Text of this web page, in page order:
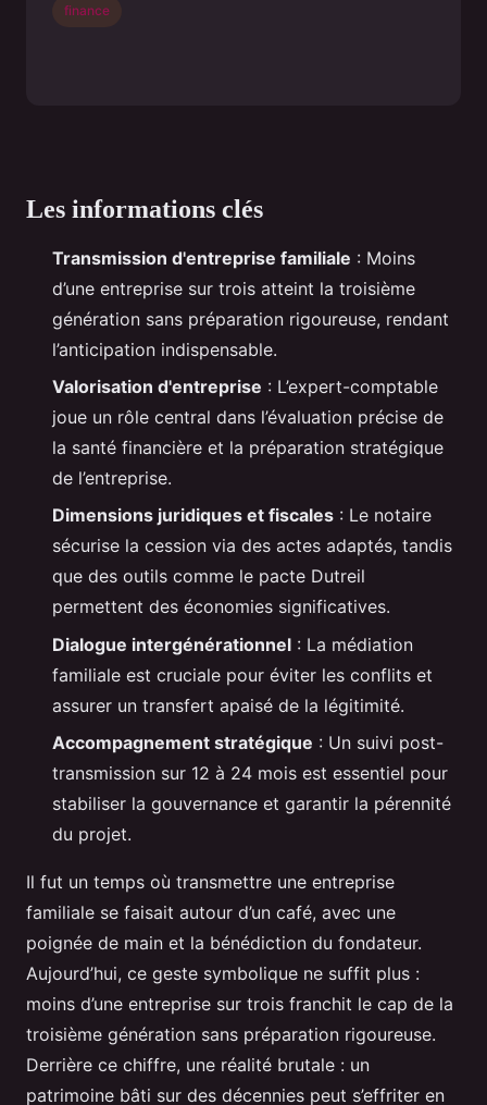
Les informations clés
Transmission d'entreprise familiale : Moins
d’une entreprise sur trois atteint la troisième
génération sans préparation rigoureuse, rendant
l’anticipation indispensable.
Valorisation d'entreprise : L’expert-comptable
joue un rôle central dans l’évaluation précise de
la santé financière et la préparation stratégique
de l’entreprise.
Dimensions juridiques et fiscales : Le notaire
sécurise la cession via des actes adaptés, tandis
que des outils comme le pacte Dutreil
permettent des économies significatives.
Dialogue intergénérationnel : La médiation
familiale est cruciale pour éviter les conflits et
assurer un transfert apaisé de la légitimité.
Accompagnement stratégique : Un suivi post-
transmission sur 12 à 24 mois est essentiel pour
stabiliser la gouvernance et garantir la pérennité
du projet.
Il fut un temps où transmettre une entreprise
familiale se faisait autour d’un café, avec une
poignée de main et la bénédiction du fondateur.
Aujourd’hui, ce geste symbolique ne suffit plus :
moins d’une entreprise sur trois franchit le cap de la
troisième génération sans préparation rigoureuse.
Derrière ce chiffre, une réalité brutale : un
patrimoine bâti sur des décennies peut s’effriter en
finance